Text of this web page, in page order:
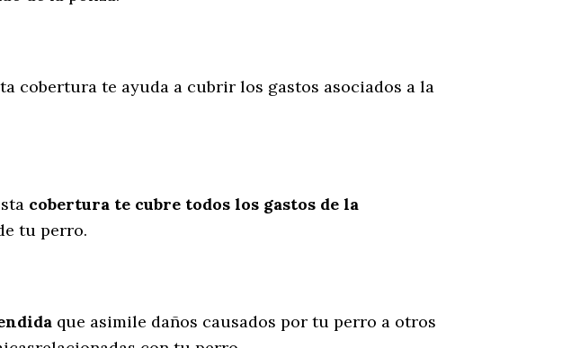
cobertura te ayuda a cubrir los gastos asociados a la
cobertura te cubre todos los gastos de la
tu perro.
que asimile daños causados por tu perro a otros